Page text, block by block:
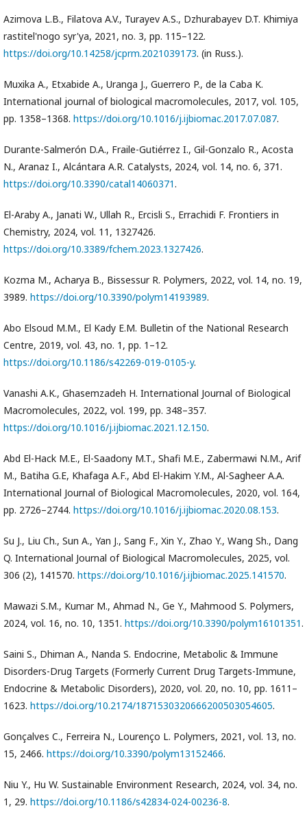
Azimova L.B., Filatova A.V., Turayev A.S., Dzhurabayev D.T. Khimiya
rastitel'nogo syr'ya, 2021, no. 3, pp. 115–122.
https://doi.org/10.14258/jcprm.2021039173. (in Russ.).
Muxika A., Etxabide A., Uranga J., Guerrero P., de la Caba K.
International journal of biological macromolecules, 2017, vol. 105,
pp. 1358–1368. https://doi.org/10.1016/j.ijbiomac.2017.07.087.
Durante-Salmerón D.A., Fraile-Gutiérrez I., Gil-Gonzalo R., Acosta
N., Aranaz I., Alcántara A.R. Catalysts, 2024, vol. 14, no. 6, 371.
https://doi.org/10.3390/catal14060371.
El-Araby A., Janati W., Ullah R., Ercisli S., Errachidi F. Frontiers in
Chemistry, 2024, vol. 11, 1327426.
https://doi.org/10.3389/fchem.2023.1327426.
Kozma M., Acharya B., Bissessur R. Polymers, 2022, vol. 14, no. 19,
3989. https://doi.org/10.3390/polym14193989.
Abo Elsoud M.M., El Kady E.M. Bulletin of the National Research
Centre, 2019, vol. 43, no. 1, pp. 1–12.
https://doi.org/10.1186/s42269-019-0105-y.
Vanashi A.K., Ghasemzadeh H. International Journal of Biological
Macromolecules, 2022, vol. 199, pp. 348–357.
https://doi.org/10.1016/j.ijbiomac.2021.12.150.
Abd El-Hack M.E., El-Saadony M.T., Shafi M.E., Zabermawi N.M., Arif
M., Batiha G.E, Khafaga A.F., Abd El-Hakim Y.M., Al-Sagheer A.A.
International Journal of Biological Macromolecules, 2020, vol. 164,
pp. 2726–2744. https://doi.org/10.1016/j.ijbiomac.2020.08.153.
Su J., Liu Ch., Sun A., Yan J., Sang F., Xin Y., Zhao Y., Wang Sh., Dang
Q. International Journal of Biological Macromolecules, 2025, vol.
306 (2), 141570. https://doi.org/10.1016/j.ijbiomac.2025.141570.
Mawazi S.M., Kumar M., Ahmad N., Ge Y., Mahmood S. Polymers,
2024, vol. 16, no. 10, 1351. https://doi.org/10.3390/polym16101351.
Saini S., Dhiman A., Nanda S. Endocrine, Metabolic & Immune
Disorders-Drug Targets (Formerly Current Drug Targets-Immune,
Endocrine & Metabolic Disorders), 2020, vol. 20, no. 10, pp. 1611–
1623. https://doi.org/10.2174/1871530320666200503054605.
Gonçalves C., Ferreira N., Lourenço L. Polymers, 2021, vol. 13, no.
15, 2466. https://doi.org/10.3390/polym13152466.
Niu Y., Hu W. Sustainable Environment Research, 2024, vol. 34, no.
1, 29. https://doi.org/10.1186/s42834-024-00236-8.